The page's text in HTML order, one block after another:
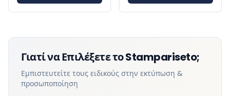
Γιατί να Επιλέξετε το Stampariseto;
Εμπιστευτείτε τους ειδικούς στην εκτύπωση &
προσωποποίηση